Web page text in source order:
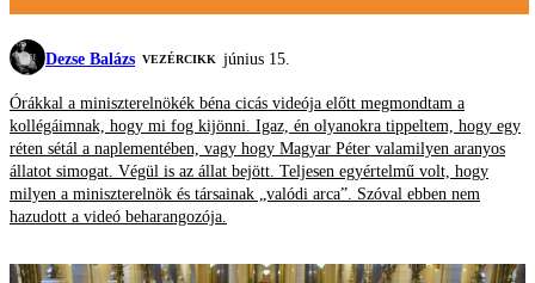
Dezse Balázs VEZÉRCIKK június 15.
Órákkal a miniszterelnökék béna cicás videója előtt megmondtam a
kollégáimnak, hogy mi fog kijönni. Igaz, én olyanokra tippeltem, hogy egy
réten sétál a naplementében, vagy hogy Magyar Péter valamilyen aranyos
állatot simogat. Végül is az állat bejött. Teljesen egyértelmű volt, hogy
milyen a miniszterelnök és társainak „valódi arca”. Szóval ebben nem
hazudott a videó beharangozója.